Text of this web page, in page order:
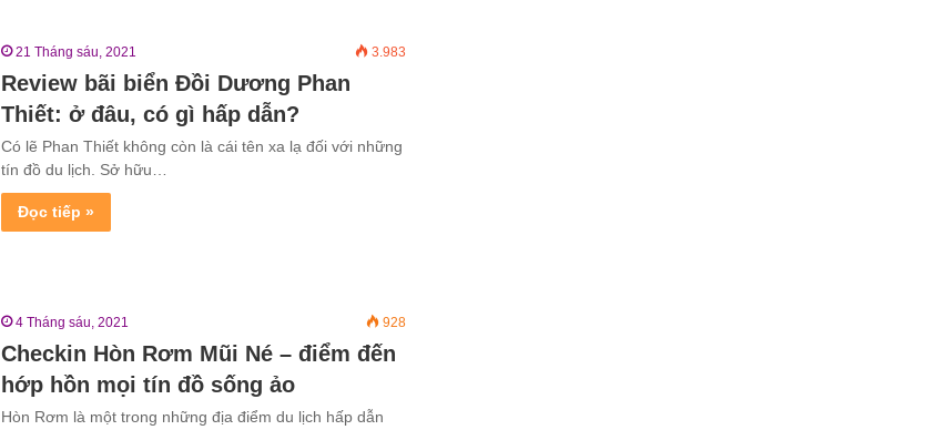
21 Tháng sáu, 2021 3.983
Review bãi biển Đồi Dương Phan
Thiết: ở đâu, có gì hấp dẫn?
Có lẽ Phan Thiết không còn là cái tên xa lạ đối với những
tín đồ du lịch. Sở hữu…
Đọc tiếp »
4 Tháng sáu, 2021 928
Checkin Hòn Rơm Mũi Né – điểm đến
hớp hồn mọi tín đồ sống ảo
Hòn Rơm là một trong những địa điểm du lịch hấp dẫn